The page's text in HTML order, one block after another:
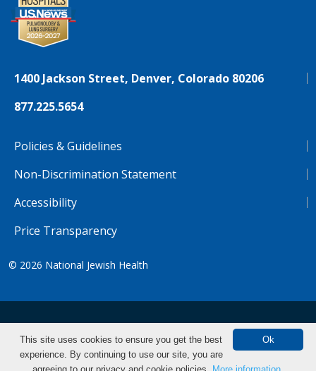
1400 Jackson Street, Denver, Colorado 80206
877.225.5654
Policies & Guidelines
Non-Discrimination Statement
Accessibility
Price Transparency
© 2026 National Jewish Health
NJH.Footer.SupportedLanguages
Tiếng Việt
Pусский
Tagalog 汉语（简体)
Find CME/CE
Ok
This site uses cookies to ensure you get the best
experience. By continuing to use our site, you are